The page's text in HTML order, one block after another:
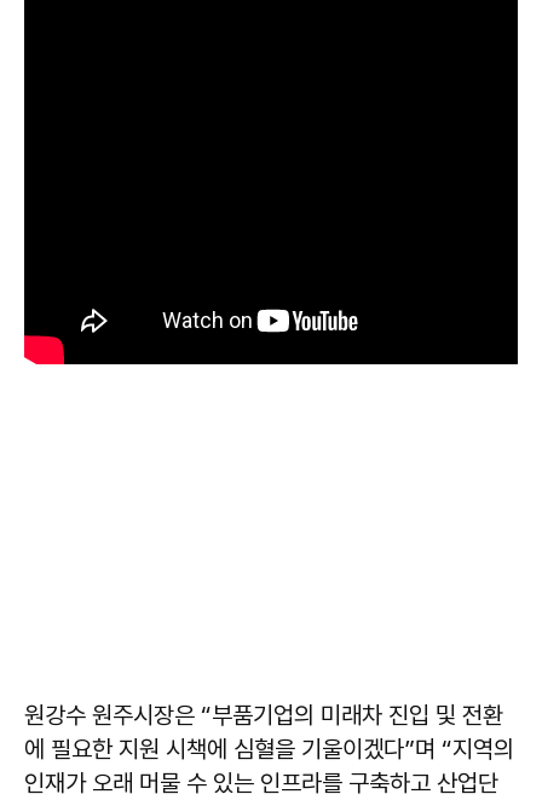
원강수 원주시장은 “부품기업의 미래차 진입 및 전환
에 필요한 지원 시책에 심혈을 기울이겠다”며 “지역의
인재가 오래 머물 수 있는 인프라를 구축하고 산업단